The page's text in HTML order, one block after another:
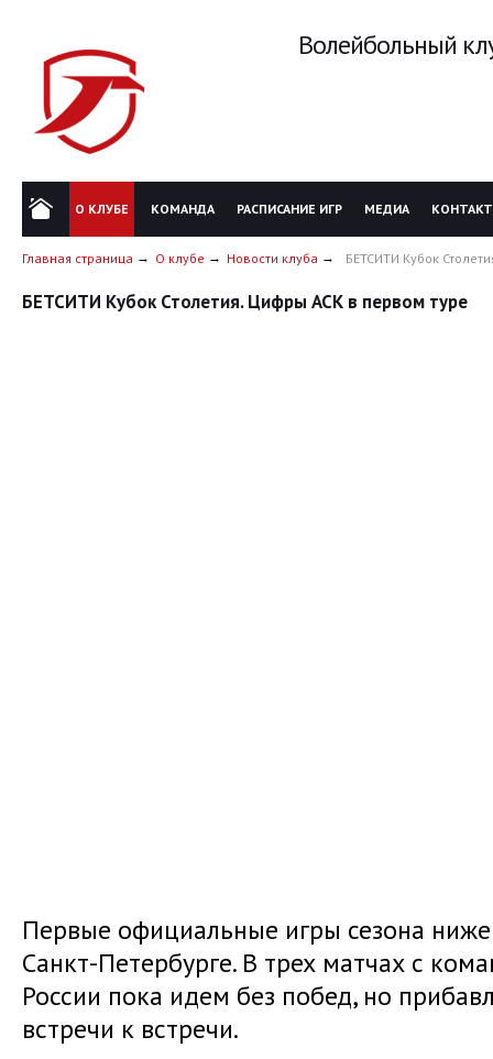
Волейбольный
О КЛУБЕ КОМАНДА РАСПИСАНИЕ ИГР МЕДИА
Главная страница О клубе Новости клуба БЕТСИТИ Кубок
БЕТСИТИ Кубок Столетия. Цифры АСК в первом туре
Первые официальные игры сезона
Санкт-Петербурге. В трех матчах с
России пока идем без побед, но
встречи к встречи.